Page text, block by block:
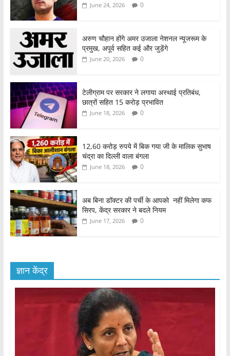
June 24, 2026 0
अरुण चौहान होंगे अमर उजाला नेशनल न्यूजरूम के
प्रमुख, अपूर्व सहित कई और जुड़ेंगे
June 20, 2026 0
टेलीग्राम पर सरकार ने लगाया अस्थाई प्रतिबंध,
छात्रों सहित 15 करोड़ प्रभावित
June 18, 2026 0
12,60 करोड़ रुपये में बिक गया जी के मालिक सुभाष
चंद्रा का दिल्ली वाला बंगला
June 18, 2026 0
अब बिना डॉक्टर की पर्ची के आपको नहीं मिलेगा कफ
सिरप, केंद्र सरकार ने बदले नियम
June 17, 2026 0
ज्ञान केंद्र